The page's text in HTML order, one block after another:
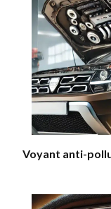
Voyant anti-